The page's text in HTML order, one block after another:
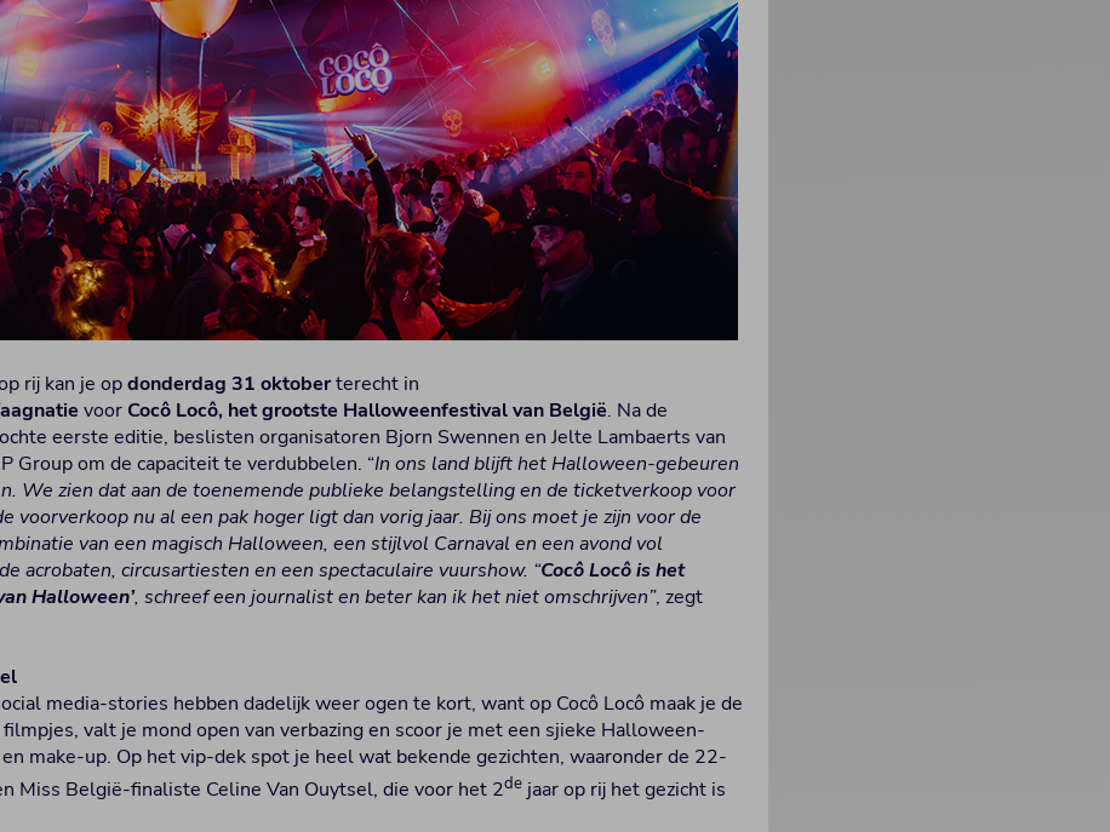
rij kan je opdonderdag 31 oktoberterecht in
voor Cocô Locô, het grootste Halloweenfestival van België. Na de
eerste editie, beslisten organisatoren Bjorn Swennen en Jelte Lambaerts van
Group om de capaciteit te verdubbelen. “In ons land blijft het Halloween-gebeuren
We zien dat aan de toenemende publieke belangstelling en de ticketverkoop voor
voorverkoop nu al een pak hoger ligt dan vorig jaar. Bij ons moet je zijn voor de
van een magisch Halloween, een stijlvol Carnaval en een avond vol
acrobaten, circusartiesten en een spectaculaire vuurshow. “Cocô Locô is het
Halloween’, schreef een journalist en beter kan ik het niet omschrijven”, zegt
media-stories hebben dadelijk weer ogen te kort, want op Cocô Locô maak je de
filmpjes, valt je mond open van verbazing en scoor je met een sjieke Halloween-
make-up. Op het vip-dek spot je heel wat bekende gezichten, waaronder de 22-
Miss België-finaliste Celine Van Ouytsel, die voor het 2de jaar op rij het gezicht is